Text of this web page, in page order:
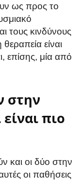
ως προς το
τους κινδύνους
είναι
επίσης, μία από
στην
πιο
και οι δύο στην
οι παθήσεις